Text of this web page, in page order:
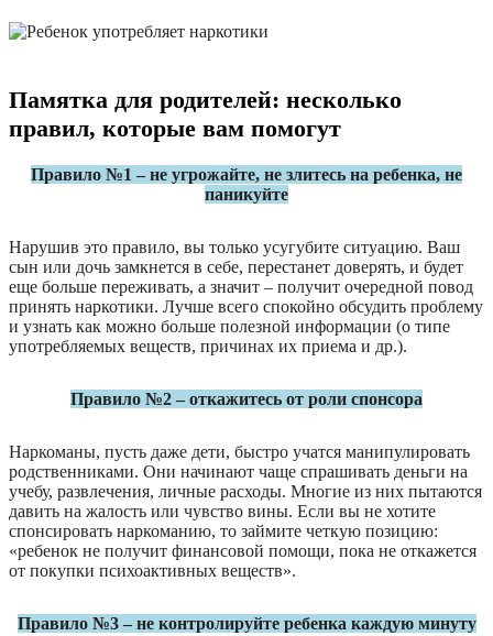
Памятка для родителей: несколько
правил, которые вам помогут
Правило №1 – не угрожайте, не злитесь на ребенка, не
паникуйте
Нарушив это правило, вы только усугубите ситуацию. Ваш
сын или дочь замкнется в себе, перестанет доверять, и будет
еще больше переживать, а значит – получит очередной повод
принять наркотики. Лучше всего спокойно обсудить проблему
и узнать как можно больше полезной информации (о типе
употребляемых веществ, причинах их приема и др.).
Правило №2 – откажитесь от роли спонсора
Наркоманы, пусть даже дети, быстро учатся манипулировать
родственниками. Они начинают чаще спрашивать деньги на
учебу, развлечения, личные расходы. Многие из них пытаются
давить на жалость или чувство вины. Если вы не хотите
спонсировать наркоманию, то займите четкую позицию:
«ребенок не получит финансовой помощи, пока не откажется
от покупки психоактивных веществ».
Правило №3 – не контролируйте ребенка каждую минуту